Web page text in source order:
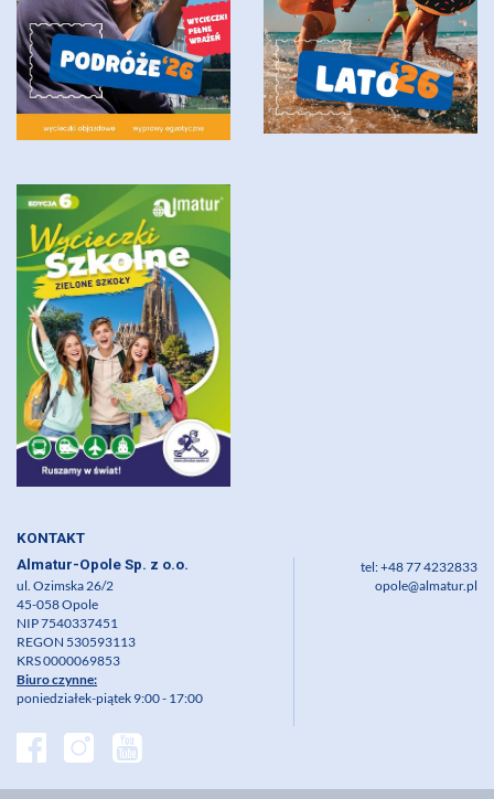
KONTAKT
Almatur-Opole Sp. z o.o.
ul. Ozimska 26/2
45-058 Opole
NIP 7540337451
REGON 530593113
KRS 0000069853
Biuro czynne:
poniedziałek-piątek 9:00 - 17:00
tel: +48 77 4232833
opole@almatur.pl